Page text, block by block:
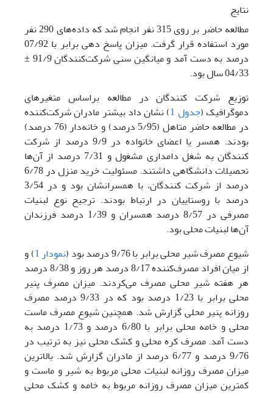
نتایج
مطالعه حاضر بر روی 315 نفر انجام شد که داده‌های 290 نفر
مورد استفاده قرار گرفت. میزان پاسخ دهی برابر با 07/92
درصد به دست آمد و میانگین سنی شرکت‌کنندگان 91/9 ±
04/33 سال بود.
توزیع شرکت کنندگان در مطالعه براساس متغیرهای
دموگرافیک (جدول 1 ) نشان داد بیشتر مادران شرکت‌کننده
در مطالعه حاضر متاهل (5/95 درصد) و خانه‌دار (76 درصد)
بودند. همسر یا اعضای خانواده در 9/9 درصد از شرکت
کنندگان به شغل دامداری مشغول و 7/31 درصد از آن‌ها
تحصیلات دانشگاهی داشتند. مسئولیت خرید منزل در 6/78
درصد از شرکت کنندگان، با همسرانشان بود و در 3/54
درصد با روستاییان در ارتباط بودند. ترجیح نوع لبنیات
مصرفی در 8/57 درصد همسران و 1/39 درصد فرزندان
آن‌ها لبنیات محلی بود.
شیوع مصرف شیر محلی برابر با 9/76 درصد بود (
نمودار 1 ) و
از میان افراد مصرف‌کننده 8/17 درصد هر روز و 8/38 درصد
هر هفته شیر محلی مصرف می‌کردند. میزان مصرف پنیر
محلی برابر با 1/23 درصد بود که در 9/33 درصد مصرف
روزانه پنیر محلی گزارش شد. همچنین شیوع مصرف ماست
محلی و خامه محلی برابر با 6/80 درصد و 1/73 درصد به
دست آمد. مصرف کره محلی و کشک محلی نیز به ترتیب در
9/76 درصد و 6/77 درصد از مادران گزارش شد. بالاترین
میزان مصرف روزانه لبنیات محلی مربوط به شیر و ماست و
کمترین میزان مصرف روزانه مربوط به خامه و کشک محلی